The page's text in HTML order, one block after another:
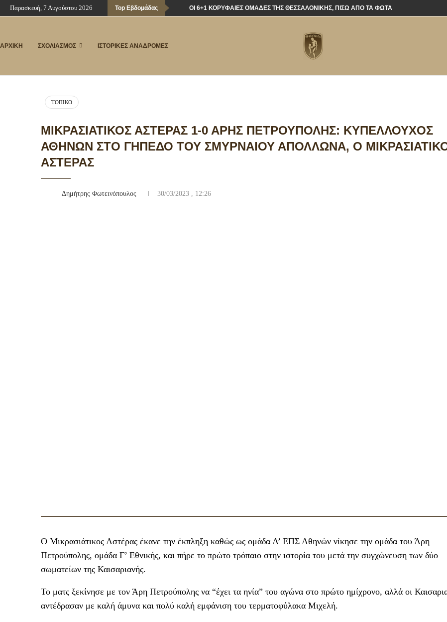
Παρασκευή, 7 Αυγούστου 2026 Top Εβδομάδας ΟΙ 6+1 ΚΟΡΥΦΑΊΕΣ ΟΜΆΔΕΣ ΤΗΣ ΘΕΣΣΑΛΟΝΊΚΗΣ, ΠΊΣΩ ΑΠΌ ΤΑ ΦΏΤΑ
ΑΡΧΙΚΗ ΣΧΟΛΙΑΣΜΟΣ ΙΣΤΟΡΙΚΕΣ ΑΝΑΔΡΟΜΕΣ
ΤΟΠΙΚΌ
ΜΙΚΡΑΣΙΑΤΙΚΌΣ ΑΣΤΈΡΑΣ 1-0 ΆΡΗΣ ΠΕΤΡΟΎΠΟΛΗΣ: ΚΥΠΕΛΛΟΎΧΟΣ
ΑΘΗΝΏΝ ΣΤΟ ΓΉΠΕΔΟ ΤΟΥ ΣΜΥΡΝΑΊΟΥ ΑΠΌΛΛΩΝΑ, Ο
ΑΣΤΈΡΑΣ
Δημήτρης Φωτεινόπουλος 30/03/2023 , 12:26
Ο Μικρασιάτικος Αστέρας έκανε την έκπληξη καθώς ως ομάδα Α’ ΕΠΣ Αθηνών νίκησε την ομάδα του Άρη
Πετρούπολης, ομάδα Γ’ Εθνικής, και πήρε το πρώτο τρόπαιο στην ιστορία του μετά την συγχώνευση των δύο
σωματείων της Καισαριανής.
Το ματς ξεκίνησε με τον Άρη Πετρούπολης να “έχει τα ηνία” του αγώνα στο πρώτο ημίχρονο, αλλά οι
αντέδρασαν με καλή άμυνα και πολύ καλή εμφάνιση του τερματοφύλακα Μιχελή.